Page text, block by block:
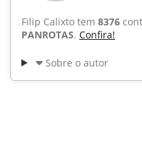
Filip Calixto tem 8376
PANROTAS. Confira!
Sobre o autor